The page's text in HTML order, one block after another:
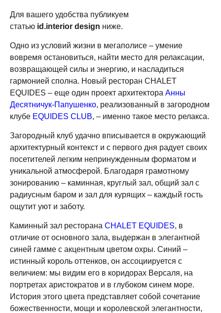
Для вашего удобства публикуем
статью id.interior design ниже.
Одно из условий жизни в мегаполисе – умение
вовремя остановиться, найти место для релаксации,
возвращающей силы и энергию, и насладиться
гармонией сполна. Новый ресторан CHALET
EQUIDES – еще один проект архитектора Анны
Десятничук-Папушенко, реализованный в загородном
клубе EQUIDES CLUB, – именно такое место релакса.
Загородный клуб удачно вписывается в окружающий
архитектурный контекст и с первого дня радует своих
посетителей легким непринужденным форматом и
уникальной атмосферой. Благодаря грамотному
зонированию – каминная, круглый зал, общий зал с
радиусным баром и зал для курящих – каждый гость
ощутит уют и заботу.
Каминный зал ресторана CHALET EQUIDES, в
отличие от основного зала, выдержан в элегантной
синей гамме с акцентным цветом охры. Синий –
истинный король оттенков, он ассоциируется с
величием: мы видим его в коридорах Версаля, на
портретах аристократов и в глубоком синем море.
История этого цвета представляет собой сочетание
божественности, мощи и королевской элегантности,